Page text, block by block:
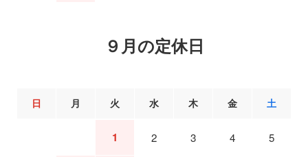
９月の定休日
日 月 火 水 木 金 土
1 2 3 4 5